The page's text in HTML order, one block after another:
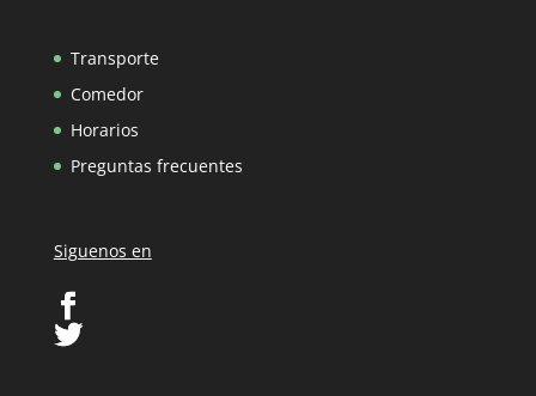
Transporte
Comedor
Horarios
Preguntas frecuentes
Siguenos en